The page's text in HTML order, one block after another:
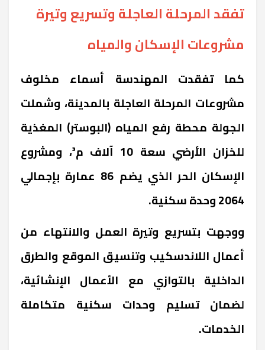
تفقد المرحلة العاجلة وتسريع وتيرة
مشروعات الإسكان والمياه
كما تفقدت المهندسة أسماء مخلوف
مشروعات المرحلة العاجلة بالمدينة، وشملت
الجولة محطة رفع المياه (البوستر) المغذية
للخزان الأرضي سعة 10 آلاف م³، ومشروع
الإسكان الحر الذي يضم 86 عمارة بإجمالي
2064 وحدة سكنية.
ووجهت بتسريع وتيرة العمل والانتهاء من
أعمال اللاندسكيب وتنسيق الموقع والطرق
الداخلية بالتوازي مع الأعمال الإنشائية،
لضمان تسليم وحدات سكنية متكاملة
الخدمات.